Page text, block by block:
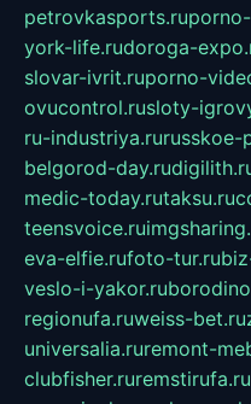
petrovkasports.ru
york-life.rudoroga-
slovar-ivrit.ruporno-
ovucontrol.rusloty-
ru-industriya.rurusskoe-
belgorod-day.ru
medic-today.rutaksu.ru
teensvoice.ru
eva-elfie.rufoto-tur.ru
veslo-i-yakor.ru
regionufa.ruweiss-bet.ru
universalia.ruremont-
clubfisher.ruremstirufa.ru